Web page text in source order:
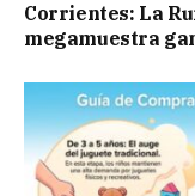
Corrientes: La
megamuestra